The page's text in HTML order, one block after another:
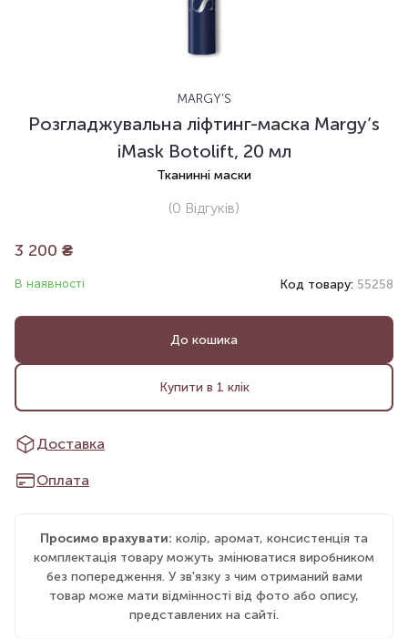
MARGY'S
Розгладжувальна ліфтинг-маска Margy’s
iMask Botolift, 20 мл
Тканинні маски
(0 Відгуків)
3 200 ₴
В наявності Код товару: 55258
До кошика
Купити в 1 клік
Доставка
Оплата
Просимо врахувати: колір, аромат, консистенція та
комплектація товару можуть змінюватися виробником
без попередження. У зв'язку з чим отриманий вами
товар може мати відмінності від фото або опису,
представлених на сайті.